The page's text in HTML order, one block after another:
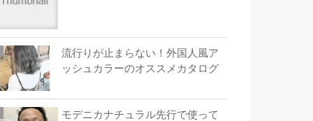
流行りが止まらない！外国人風ア
ッシュカラーのオススメカタログ
モデニカナチュラル先行で使って